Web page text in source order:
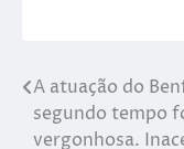
A atuação do
segundo tempo
vergonhosa.